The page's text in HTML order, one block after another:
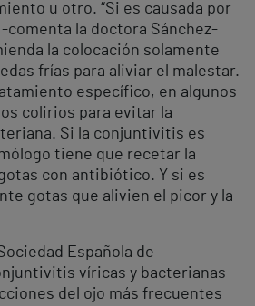
u otro. “Si es causada por
comenta la doctora Sánchez-
la colocación solamente
frías para aliviar el malestar.
específico, en algunos
colirios para evitar la
Si la conjuntivitis es
tiene que recetar la
con antibiótico. Y si es
gotas que alivien el picor y la
Española de
víricas y bacterianas
del ojo más frecuentes